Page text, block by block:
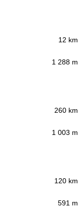
12 km
1 288 m
260 km
1 003 m
120 km
591 m